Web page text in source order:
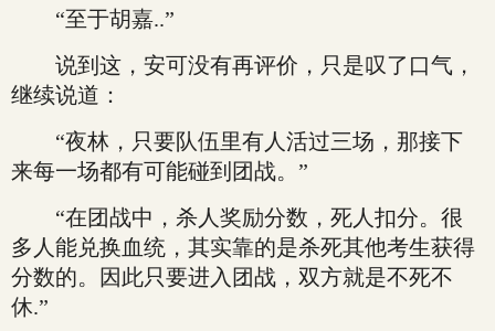
“至于胡嘉..”
说到这，安可没有再评价，只是叹了口气，
继续说道：
“夜林，只要队伍里有人活过三场，那接下
来每一场都有可能碰到团战。”
“在团战中，杀人奖励分数，死人扣分。很
多人能兑换血统，其实靠的是杀死其他考生获得
分数的。因此只要进入团战，双方就是不死不
休.”